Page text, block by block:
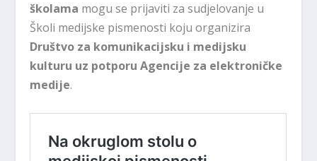
školama mogu se prijaviti za sudjelovanje u
Školi medijske pismenosti koju organizira
Društvo za komunikacijsku i medijsku
kulturu uz potporu Agencije za elektroničke
medije.